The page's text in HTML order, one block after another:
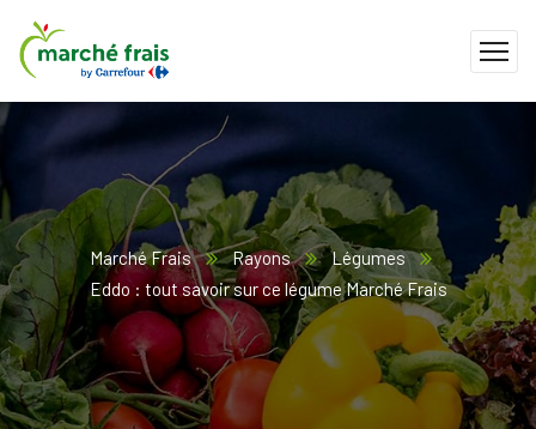
Marché Frais Rayons
Légumes
Eddo : tout savoir sur ce légume Marché Frais